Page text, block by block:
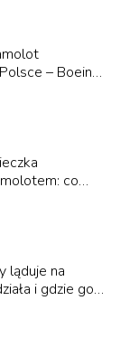
– Boeing
co
ląduje na
i gdzie go